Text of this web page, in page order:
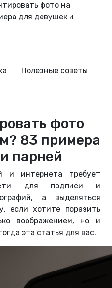
фото на
для девушек и
Полезные советы
фото
83 примера
парней
и интернета требует
для подписи и
а выделяться
если хотите поразить
воображением, но и
эта статья для вас.